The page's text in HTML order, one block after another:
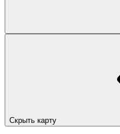
Скрыть карту